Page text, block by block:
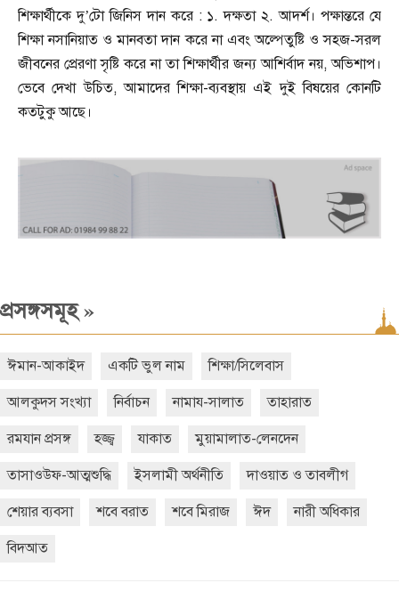
শিক্ষার্থীকে দু’টো জিনিস দান করে : ১. দক্ষতা ২. আদর্শ। পক্ষান্তরে যে
শিক্ষা নসানিয়াত ও মানবতা দান করে না এবং অল্পেতুষ্টি ও সহজ-সরল
জীবনের প্রেরণা সৃষ্টি করে না তা শিক্ষার্থীর জন্য আশির্বাদ নয়,অভিশাপ।
ভেবে দেখা উচিত,আমাদের শিক্ষা-ব্যবস্থায় এই দুই বিষয়ের কোনটি
কতটুকু আছে।
প্রসঙ্গসমূহ»
ঈমান-আকাইদ একটি ভুল নাম শিক্ষা/সিলেবাস
আলকুদস সংখ্যা নির্বাচন নামায-সালাত তাহারাত
রমযান প্রসঙ্গ হজ্জ্ব যাকাত মুয়ামালাত-লেনদেন
তাসাওউফ-আত্মশুদ্ধি ইসলামী অর্থনীতি দাওয়াত ও তাবলীগ
শেয়ার ব্যবসা শবে বরাত শবে মিরাজ ঈদ নারী অধিকার
বিদআত